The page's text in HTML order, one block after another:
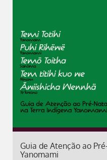
Guia de Atenção ao
Yanomami